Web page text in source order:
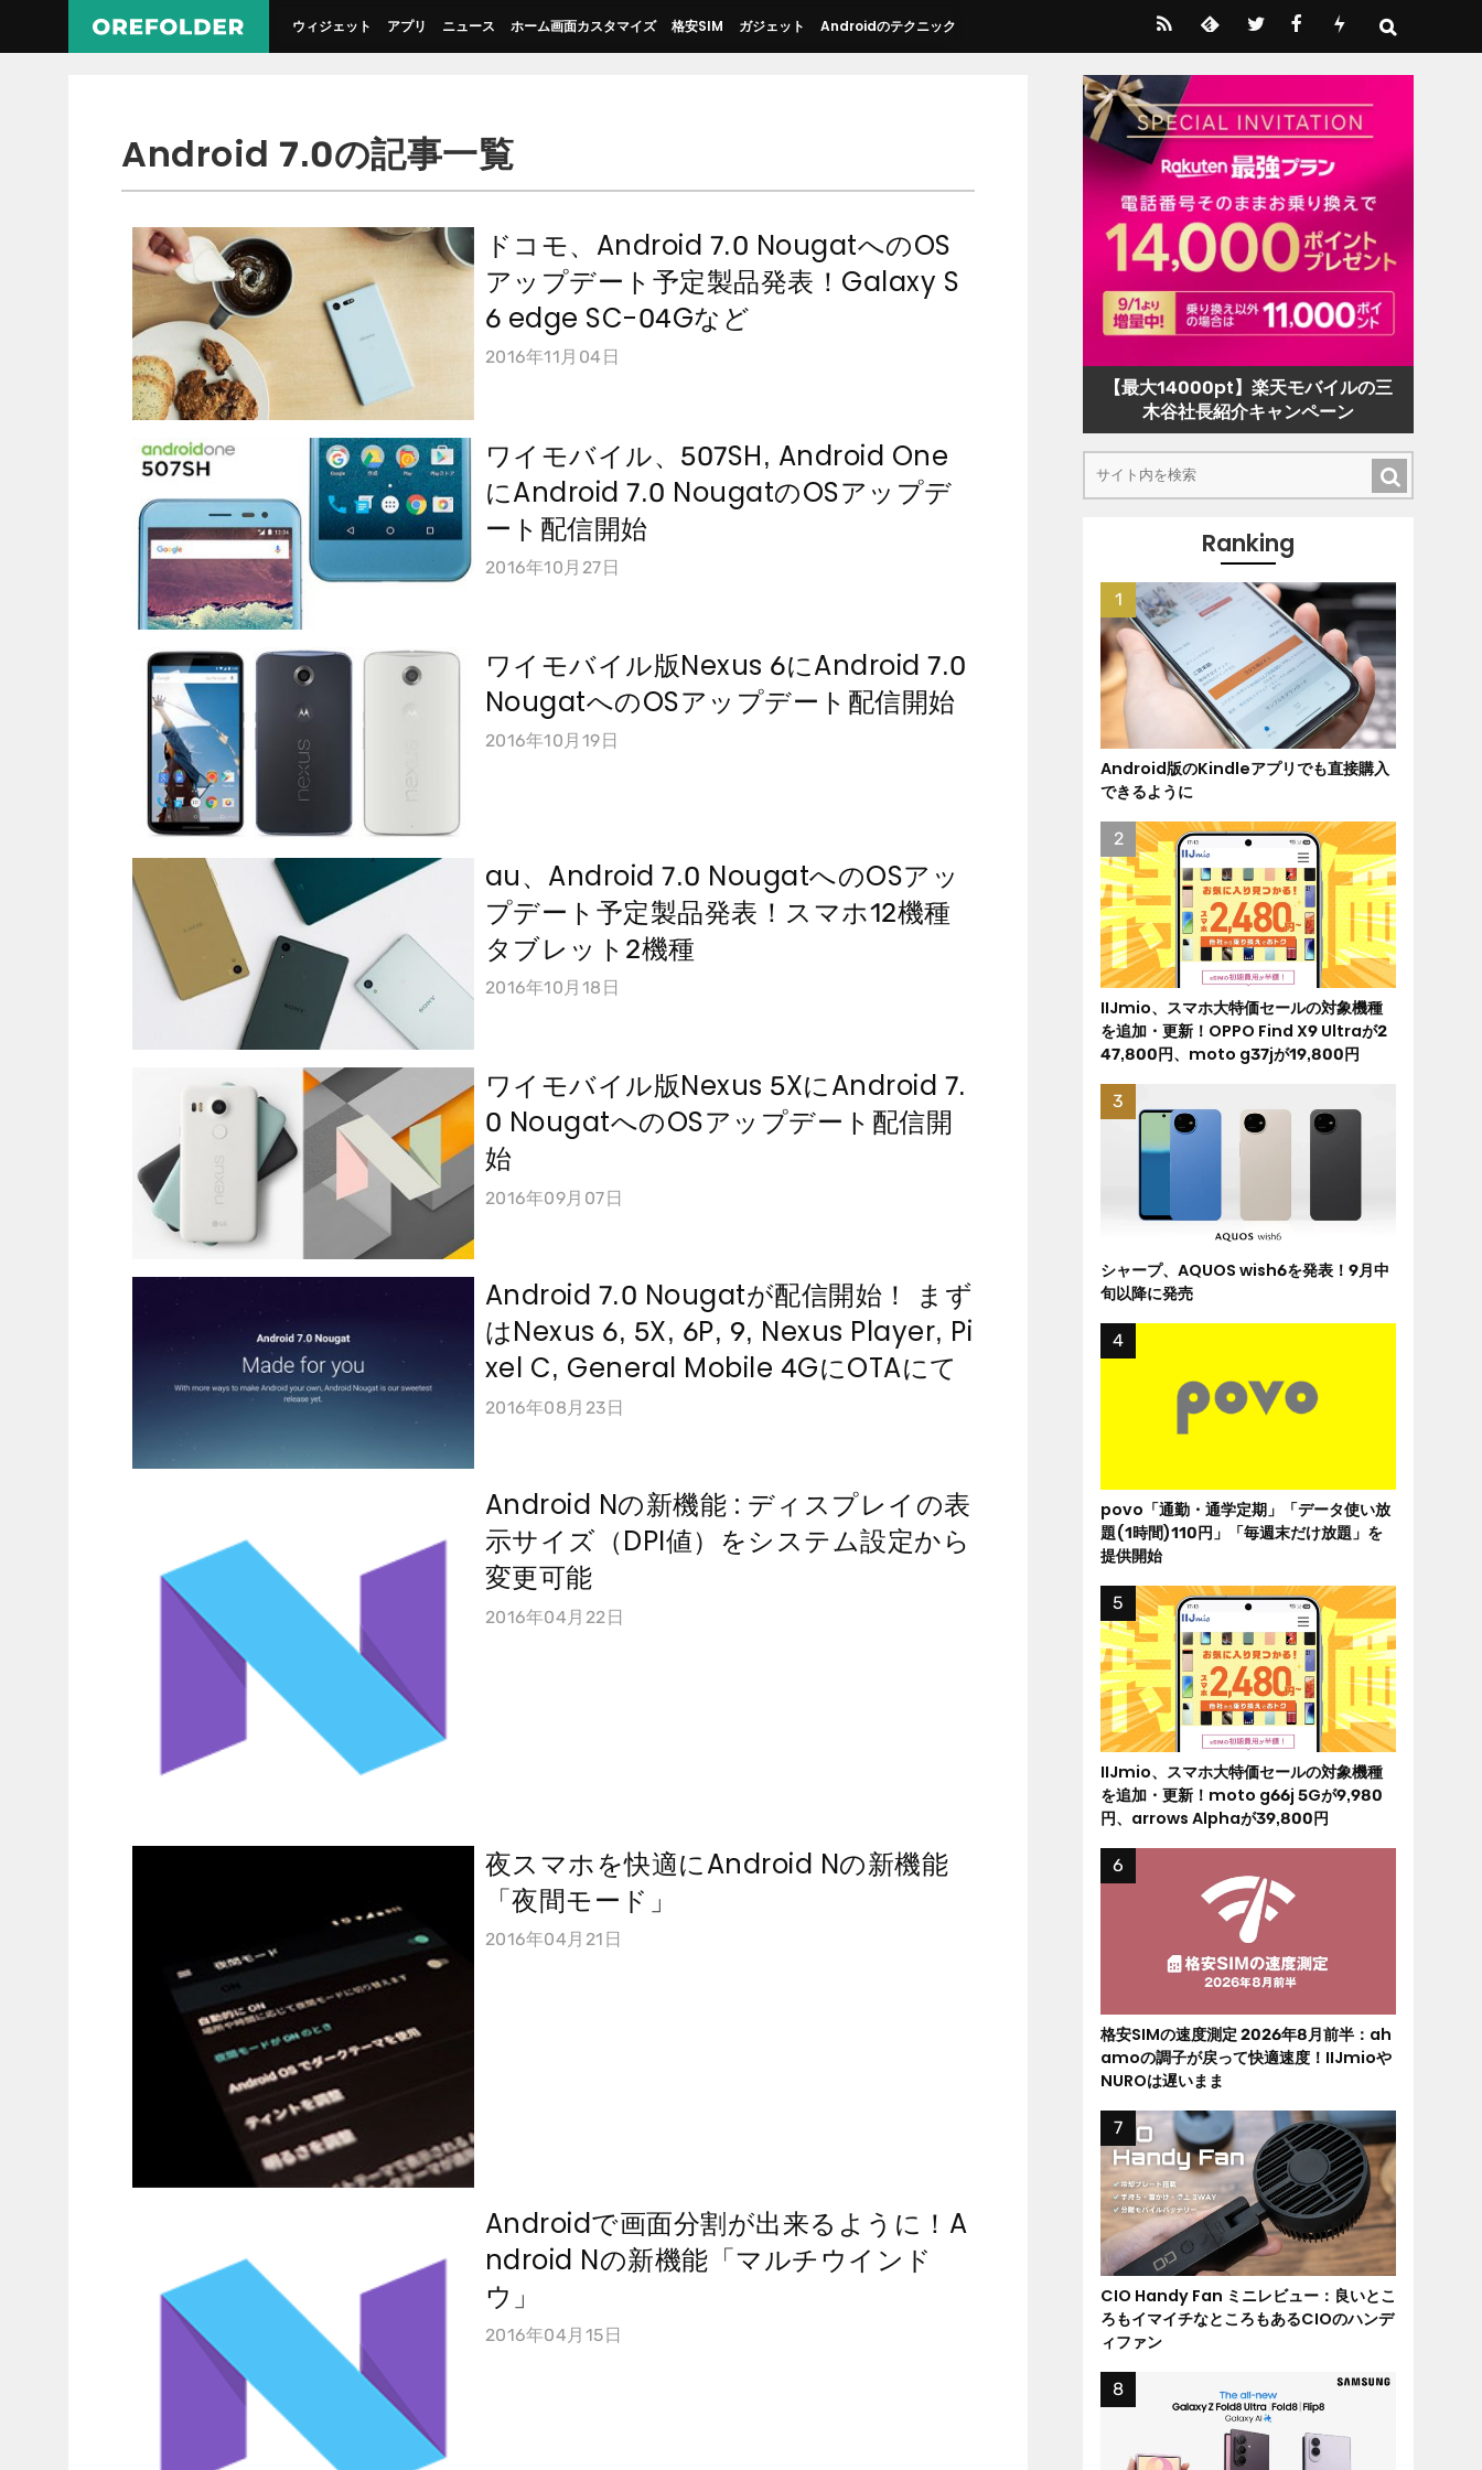
ウィジェット アプリ ニュース ホーム画面カスタマイズ 格安SIM ガジェット Androidのテクニック
Android 7.0の記事一覧
ドコモ、Android 7.0 NougatへのOS
アップデート予定製品発表！Galaxy S
6 edge SC-04Gなど
2016年11月04日
ワイモバイル、507SH, Android One
にAndroid 7.0 NougatのOSアップデ
ート配信開始
2016年10月27日
ワイモバイル版Nexus 6にAndroid 7.0
NougatへのOSアップデート配信開始
2016年10月19日
au、Android 7.0 NougatへのOSアッ
プデート予定製品発表！スマホ12機種
タブレット2機種
2016年10月18日
ワイモバイル版Nexus 5XにAndroid 7.
0 NougatへのOSアップデート配信開
始
2016年09月07日
Android 7.0 Nougatが配信開始！ まず
はNexus 6, 5X, 6P, 9, Nexus Player, Pi
xel C, General Mobile 4GにOTAにて
2016年08月23日
Android Nの新機能 : ディスプレイの表
示サイズ（DPI値）をシステム設定から
変更可能
2016年04月22日
夜スマホを快適にAndroid Nの新機能
「夜間モード」
2016年04月21日
Androidで画面分割が出来るように！A
ndroid Nの新機能「マルチウインド
ウ」
2016年04月15日
【最大14000pt】楽天モバイルの三
木谷社長紹介キャンペーン
Ranking
Android版のKindleアプリでも直接購入
できるように
IIJmio、スマホ大特価セールの対象機種
を追加・更新！OPPO Find X9 Ultraが2
47,800円、moto g37jが19,800円
シャープ、AQUOS wish6を発表！9月中
旬以降に発売
povo「通勤・通学定期」「データ使い放
題(1時間)110円」「毎週末だけ放題」を
提供開始
IIJmio、スマホ大特価セールの対象機種
を追加・更新！moto g66j 5Gが9,980
円、arrows Alphaが39,800円
格安SIMの速度測定 2026年8月前半：ah
amoの調子が戻って快適速度！IIJmioや
NUROは遅いまま
CIO Handy Fan ミニレビュー：良いとこ
ろもイマイチなところもあるCIOのハンデ
ィファン